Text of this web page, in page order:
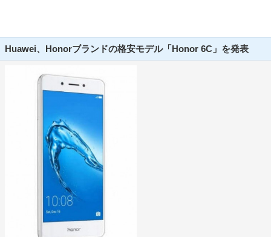
Huawei、Honorブランドの格安モデル「Honor 6C」を発表